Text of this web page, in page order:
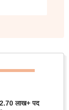
लाख+ पद